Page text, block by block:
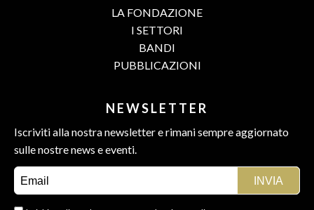
LA FONDAZIONE
I SETTORI
BANDI
PUBBLICAZIONI
NEWSLETTER
Iscriviti alla nostra newsletter e rimani sempre aggiornato
sulle nostre news e eventi.